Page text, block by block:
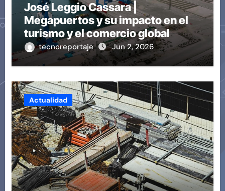
José Leggio Cassara |
Megapuertos y su impacto en el
turismo y el comercio global
tecnoreportaje Jun 2, 2026
Actualidad